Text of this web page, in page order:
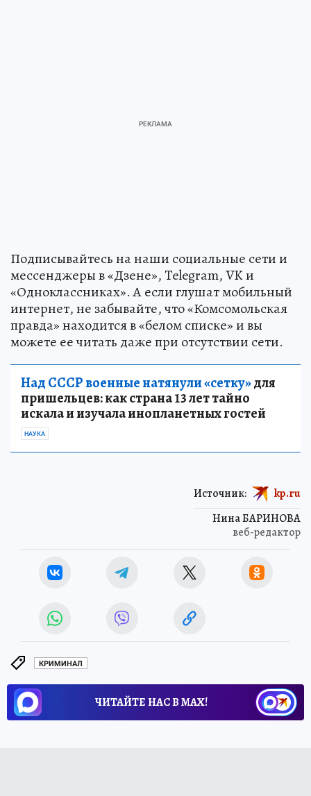
Подписывайтесь на наши социальные сети и
мессенджеры в «Дзене», Telegram, VK и
«Одноклассниках». А если глушат мобильный
интернет, не забывайте, что «Комсомольская
правда» находится в «белом списке» и вы
можете ее читать даже при отсутствии сети.
Над СССР военные натянули «сетку»для
пришельцев: как страна 13 лет тайно
искала и изучала инопланетных гостей
НАУКА
Нина БАРИНОВА
веб-редактор
Источник: kp.ru
КРИМИНАЛ
ЧИТАЙТЕ НАС В МАХ!